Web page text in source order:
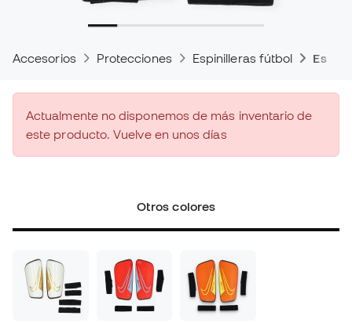
Accesorios Protecciones Espinilleras fútbol
Actualmente no disponemos de más inventario de
este producto. Vuelve en unos días
Otros colores